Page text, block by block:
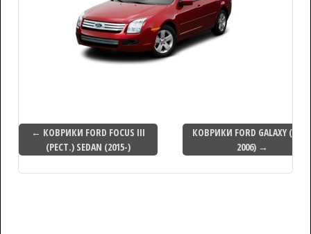
← КОВРИКИ FORD FOCUS III
(РЕСТ.) SEDAN (2015-)
КОВРИКИ FORD GALAXY
2006) →